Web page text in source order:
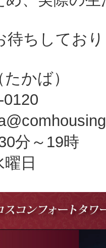
待ちしてお
かば）
0120
分～19時
日